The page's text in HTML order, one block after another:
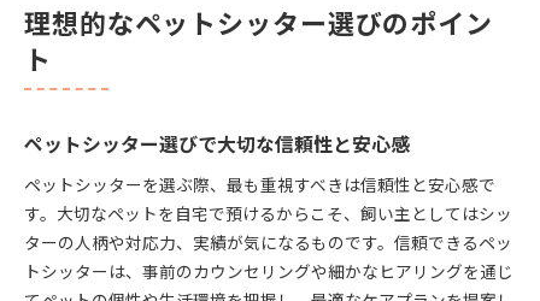
理想的なペットシッター選びのポイン
ト
ペットシッター選びで大切な信頼性と安心感
ペットシッターを選ぶ際、最も重視すべきは信頼性と安心感で
す。大切なペットを自宅で預けるからこそ、飼い主としてはシッ
ターの人柄や対応力、実績が気になるものです。信頼できるペッ
トシッターは、事前のカウンセリングや細かなヒアリングを通じ